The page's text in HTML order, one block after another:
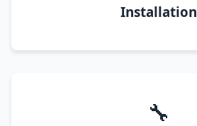
Installation
🔧